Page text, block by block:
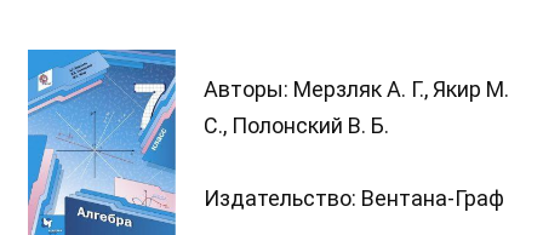
Авторы: Мерзляк А. Г., Якир М.
С., Полонский В. Б.
Издательство: Вентана-Граф